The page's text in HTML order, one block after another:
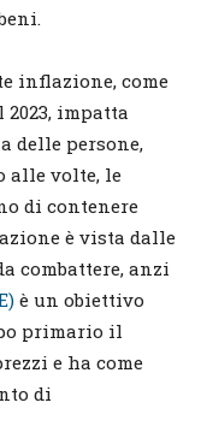
inflazione, come
impatta
delle persone,
alle volte, le
di contenere
è vista dalle
combattere, anzi
è un obiettivo
primario il
e ha come
di